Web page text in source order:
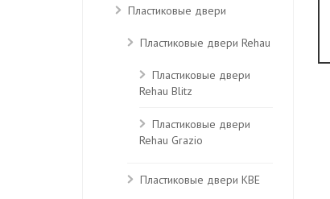
Пластиковые двери
Пластиковые двери Rehau
Пластиковые двери
Rehau Blitz
Пластиковые двери
Rehau Grazio
Пластиковые двери KBE